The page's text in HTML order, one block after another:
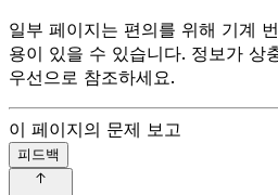
일부 페이지는 편의를 위해 기계
용이 있을 수 있습니다. 정보가 상
우선으로 참조하세요.
이 페이지의 문제 보고
피드백